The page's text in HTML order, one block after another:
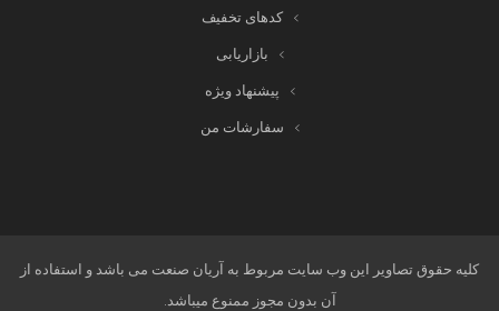
کدهای تخفیف
بازاریابی
پیشنهاد ویژه
سفارشات من
کلیه حقوق تصاویر این وب سایت مربوط به آریان صنعت می باشد و استفاده از
آن بدون مجوز ممنوع میباشد.